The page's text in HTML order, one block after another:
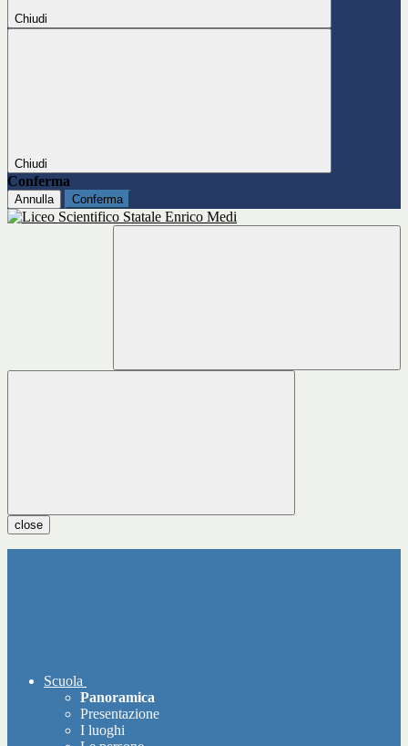
Chiudi
Chiudi
Conferma
Annulla Conferma
close
Scuola
Panoramica
Presentazione
I luoghi